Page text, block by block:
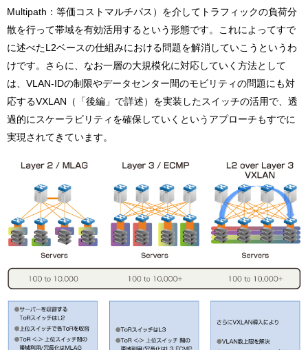
Multipath：等価コストマルチパス）を介してトラフィックの負荷分
散を行って帯域を有効活用するという形態です。これによってすで
に述べたL2ベースの仕組みにおける問題を解消していこうというわ
けです。さらに、なお一層の大規模化に対応していく方法として
は、VLAN-IDの制限やデータセンター間のモビリティの問題にも対
応するVXLAN（「後編」で詳述）を実装したスイッチの活用で、透
過的にスケーラビリティを確保していくというアプローチもすでに
実現されてきています。